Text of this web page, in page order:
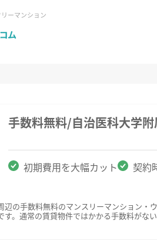
ーマンション
手数料無料/自治医科大学
初期費用を大幅カット 契約
辺の手数料無料のマンスリーマンション
す。通常の賃貸物件ではかかる手数料が